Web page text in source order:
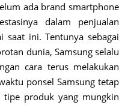
ada brand smartphone
dalam penjualan
saat ini. Tentunya sebagai
dunia, Samsung selalu
cara terus melakukan
ponsel Samsung tetap
tipe produk yang mungkin